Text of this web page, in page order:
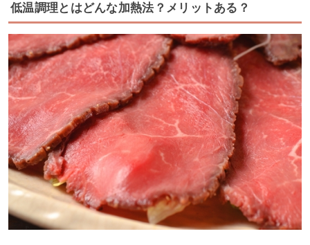
低温調理とはどんな加熱法？メリットある？